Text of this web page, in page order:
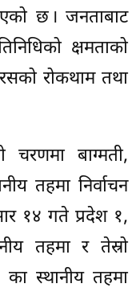
छ । जनताबाट
क्षमताको
रोकथाम तथा
बाग्मती,
तहमा निर्वाचन
१४ गते प्रदेश १,
तहमा र तेस्रो
स्थानीय तहमा